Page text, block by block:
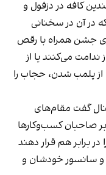
کافه در دزفول و
در آن در سخنانی
جشن همراه با رقص
می‌کنند یا از
پلمب شدن، حجاب را
گفت مقام‌های
صاحبان کسب‌وکارها
برابر هم قرار دهند
و سانسور خودشان و